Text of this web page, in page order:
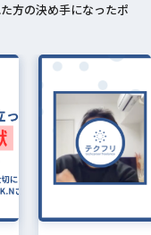
方の決め手になったポ